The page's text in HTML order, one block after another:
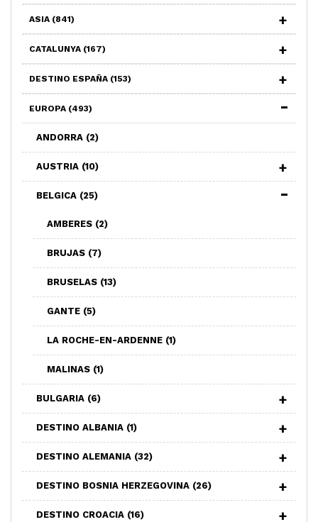
ASIA (841)
CATALUNYA (167)
DESTINO ESPAÑA (153)
EUROPA (493)
ANDORRA (2)
AUSTRIA (10)
BELGICA (25)
AMBERES (2)
BRUJAS (7)
BRUSELAS (13)
GANTE (5)
LA ROCHE-EN-ARDENNE (1)
MALINAS (1)
BULGARIA (6)
DESTINO ALBANIA (1)
DESTINO ALEMANIA (32)
DESTINO BOSNIA HERZEGOVINA (26)
DESTINO CROACIA (16)